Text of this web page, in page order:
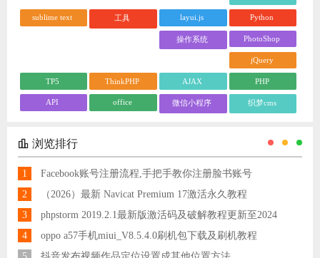
sublime text 工具 layui.js Python
操作系统 PhotoShop
jQuery
TP5 ThinkPHP AJAX PHP
API office 微信小程序 织梦cms
浏览排行
1
Facebook账号注册流程,手把手教你注册脸书账号
2
（2026）最新 Navicat Premium 17激活永久教程
3
phpstorm 2019.2.1最新版激活码及破解教程更新至2024
4
oppo a57手机miui_V8.5.4.0刷机包下载及刷机教程